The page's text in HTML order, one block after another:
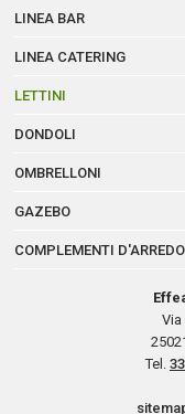
LINEA BAR
LINEA CATERING
LETTINI
DONDOLI
OMBRELLONI
GAZEBO
COMPLEMENTI D'ARREDO
Via
Tel.